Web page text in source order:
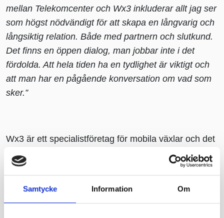
Samtycke Information Om
mellan Telekomcenter och Wx3 inkluderar allt jag ser
som högst nödvändigt för att skapa en långvarig och
långsiktig relation. Både med partnern och slutkund.
Det finns en öppen dialog, man jobbar inte i det
fördolda. Att hela tiden ha en tydlighet är viktigt och
att man har en pågående konversation om vad som
sker.”
Wx3 är ett specialistföretag för mobila växlar och det
finns en närhet mellan företaget och partnern som
uppskattas. Det är lätt att skapa en god relation till de
personalomsättning så blir jobbet mer enkelt och